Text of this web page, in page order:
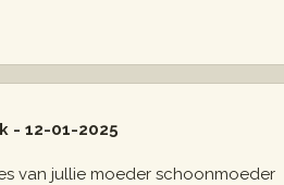
- 12-01-2025
van jullie moeder schoonmoeder